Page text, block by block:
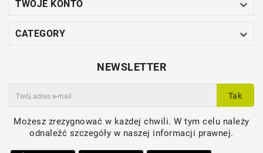
TWOJE KONTO 
CATEGORY 
NEWSLETTER
Tak
Możesz zrezygnować w każdej chwili. W tym celu należy
odnaleźć szczegóły w naszej informacji prawnej.